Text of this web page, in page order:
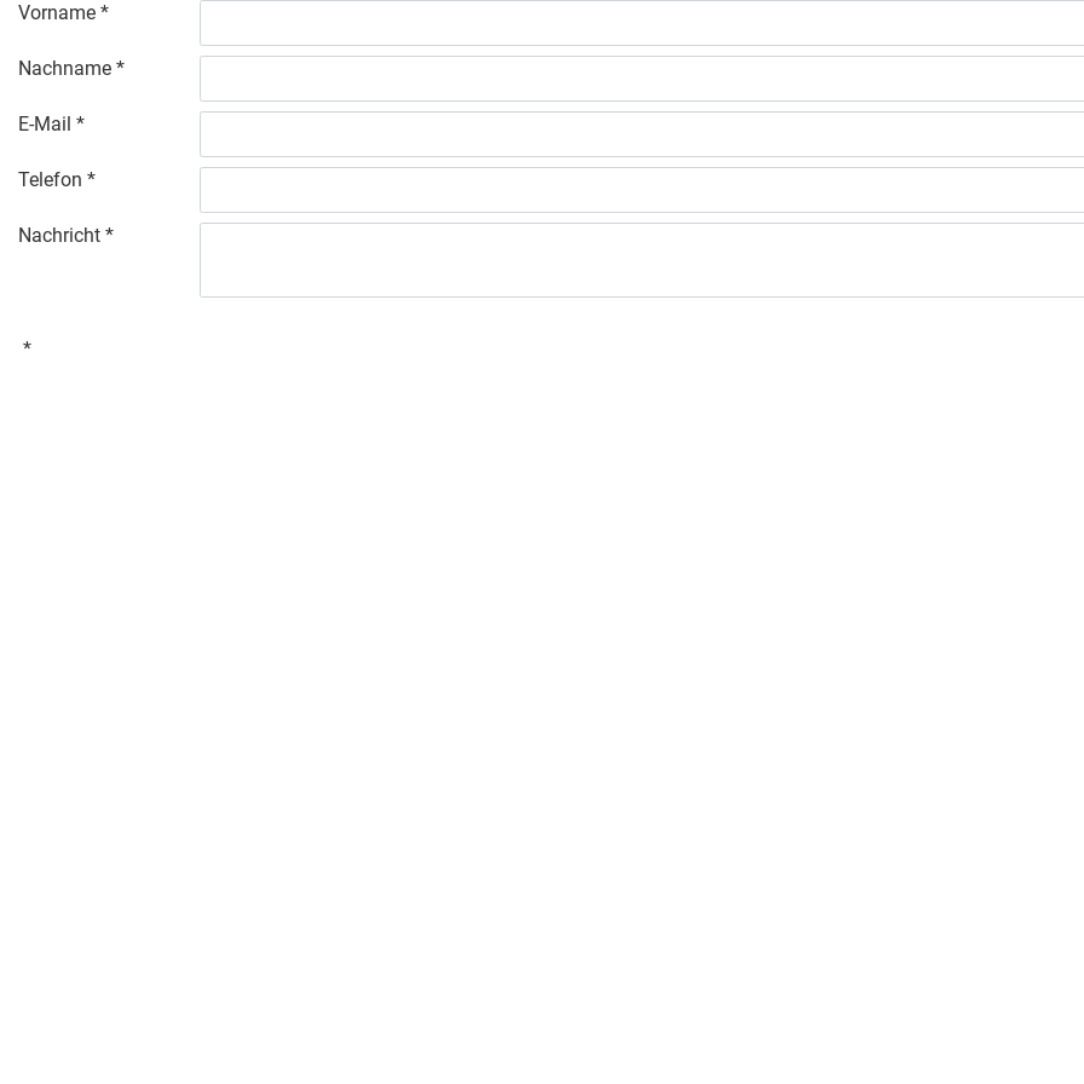
Vorname
Nachname
E-Mail
Telefon
Nachricht